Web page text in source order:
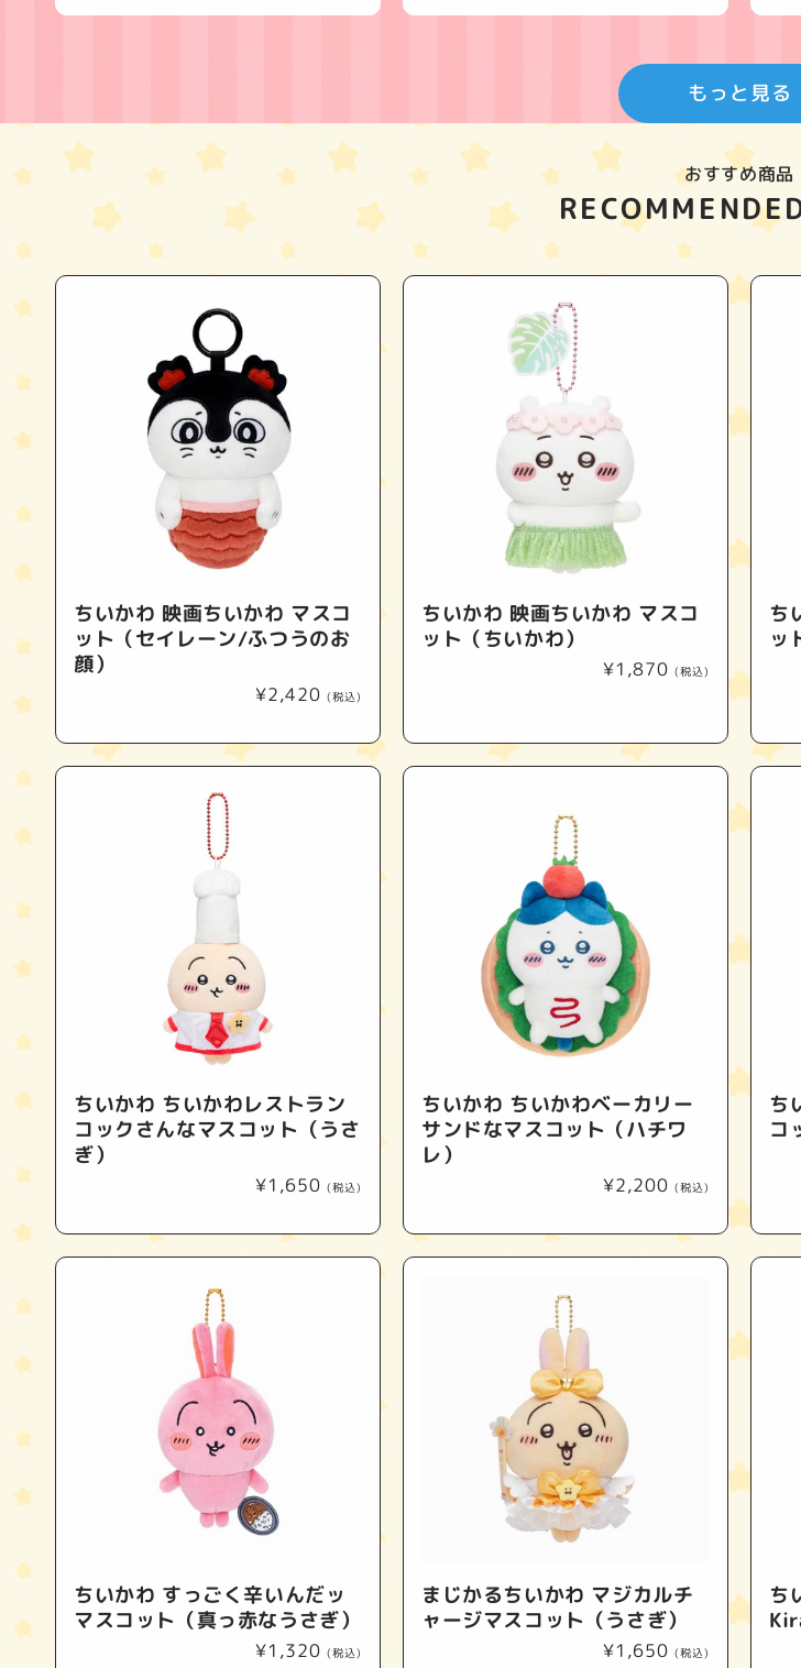
価
格
もっと見る
おすすめ商品
ちいかわ 映画ちいかわ マスコ
ット（セイレーン/ふつうのお
顔）
通
価
格
¥2,420 (税込)
ちいかわ 映画ちいかわ マスコ
ット（ちいかわ）
通
格
¥1,870 (税込)
ち
ッ
ちいかわ ちいかわレストラン
コックさんなマスコット（うさ
ぎ）
通
価
格
¥1,650 (税込)
ちいかわ ちいかわベーカリー
サンドなマスコット（ハチワ
レ）
通
価
格
¥2,200 (税込)
ち
コ
ちいかわ すっごく辛いんだッ
マスコット（真っ赤なうさぎ）
通
¥1,320 (税込)
まじかるちいかわ マジカルチ
ャージマスコット（うさぎ）
通
¥1,650 (税込)
ち